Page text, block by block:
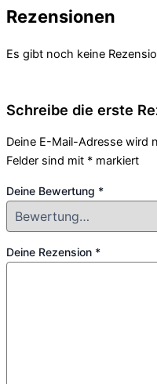
Rezensionen
Es gibt noch keine
Schreibe die erste
Deine E-Mail-Adresse wird
Felder sind mit * markiert
Deine Bewertung *
Deine Rezension *